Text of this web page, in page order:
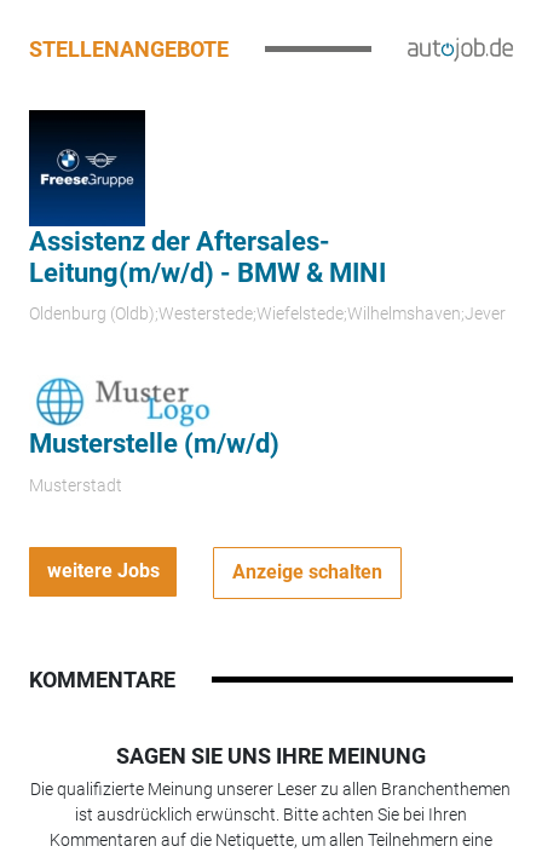
STELLENANGEBOTE
Assistenz der Aftersales-
Leitung(m/w/d) - BMW & MINI
Oldenburg (Oldb);Westerstede;Wiefelstede;Wilhelmshaven;Jever
Musterstelle (m/w/d)
Musterstadt
weitere Jobs Anzeige schalten
KOMMENTARE
SAGEN SIE UNS IHRE MEINUNG
Die qualifizierte Meinung unserer Leser zu allen Branchenthemen
ist ausdrücklich erwünscht. Bitte achten Sie bei Ihren
Kommentaren auf die Netiquette, um allen Teilnehmern eine